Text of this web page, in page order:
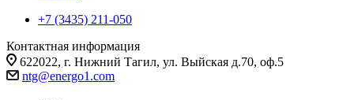
+7 (3435) 211-050
Контактная информация
622022, г. Нижний Тагил, ул. Выйская д.70, оф.5
ntg@energo1.com